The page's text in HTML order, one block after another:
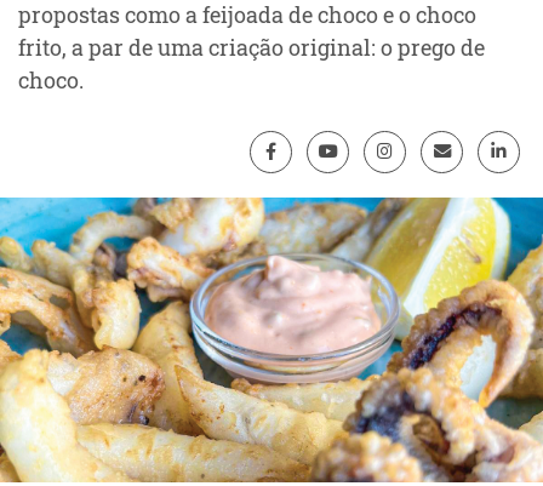
propostas como a feijoada de choco e o choco
frito, a par de uma criação original: o prego de
choco.